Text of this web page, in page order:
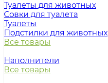
Туалеты для животных
Совки для туалета
Туалеты
Подстилки для животных
Все товары
Наполнители
Все товары